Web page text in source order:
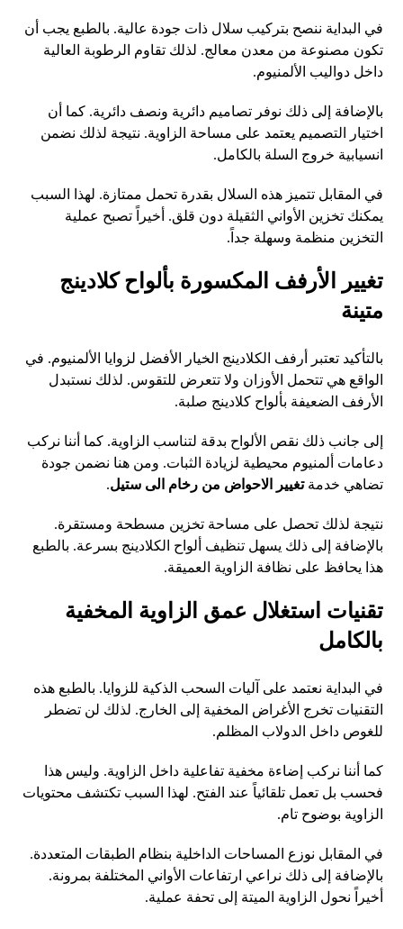
في البداية ننصح بتركيب سلال ذات جودة عالية. بالطبع يجب أن
تكون مصنوعة من معدن معالج. لذلك تقاوم الرطوبة العالية
داخل دواليب الألمنيوم.
بالإضافة إلى ذلك نوفر تصاميم دائرية ونصف دائرية. كما أن
اختيار التصميم يعتمد على مساحة الزاوية. نتيجة لذلك نضمن
انسيابية خروج السلة بالكامل.
في المقابل تتميز هذه السلال بقدرة تحمل ممتازة. لهذا السبب
يمكنك تخزين الأواني الثقيلة دون قلق. أخيراً تصبح عملية
التخزين منظمة وسهلة جداً.
تغيير الأرفف المكسورة بألواح كلادينج
متينة
بالتأكيد تعتبر أرفف الكلادينج الخيار الأفضل لزوايا الألمنيوم. في
الواقع هي تتحمل الأوزان ولا تتعرض للتقوس. لذلك نستبدل
الأرفف الضعيفة بألواح كلادينج صلبة.
إلى جانب ذلك نقص الألواح بدقة لتناسب الزاوية. كما أننا نركب
دعامات ألمنيوم محيطية لزيادة الثبات. ومن هنا نضمن جودة
تضاهي خدمةتغيير الاحواض من رخام الى ستيل.
نتيجة لذلك تحصل على مساحة تخزين مسطحة ومستقرة.
بالإضافة إلى ذلك يسهل تنظيف ألواح الكلادينج بسرعة. بالطبع
هذا يحافظ على نظافة الزاوية العميقة.
تقنيات استغلال عمق الزاوية المخفية
بالكامل
في البداية نعتمد على آليات السحب الذكية للزوايا. بالطبع هذه
التقنيات تخرج الأغراض المخفية إلى الخارج. لذلك لن تضطر
للغوص داخل الدولاب المظلم.
كما أننا نركب إضاءة مخفية تفاعلية داخل الزاوية. وليس هذا
فحسب بل تعمل تلقائياً عند الفتح. لهذا السبب تكتشف محتويات
الزاوية بوضوح تام.
في المقابل نوزع المساحات الداخلية بنظام الطبقات المتعددة.
بالإضافة إلى ذلك نراعي ارتفاعات الأواني المختلفة بمرونة.
أخيراً نحول الزاوية الميتة إلى تحفة عملية.